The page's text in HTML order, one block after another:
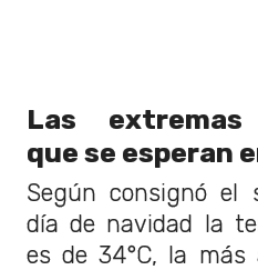
Las extremas
que se esperan
Según consignó el
día de navidad la
es de 34°C, la